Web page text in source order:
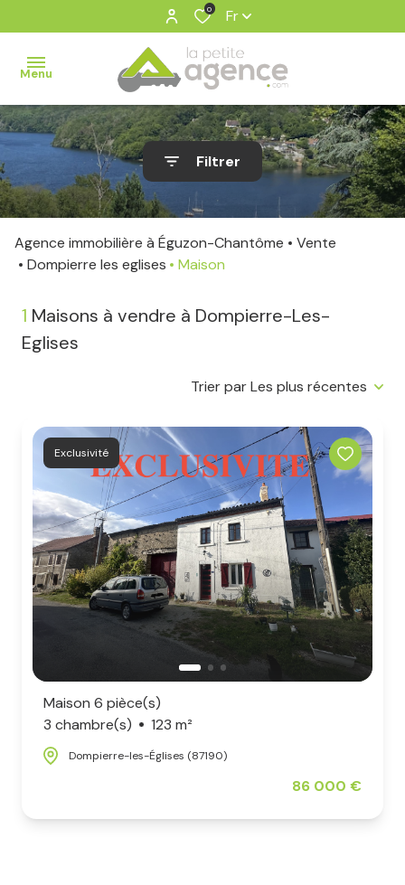
0 Fr
Menu
ventes
estimation
notre
agence
Filtrer
Agence immobilière à Éguzon-Chantôme
Vente
Dompierre les eglises
Maison
1 Maisons à vendre à Dompierre-Les-
Eglises
Trier par Les plus récentes
Exclusivité
Maison 6 pièce(s)
3 chambre(s)
123 m²
Dompierre-les-Églises (87190)
86 000 €